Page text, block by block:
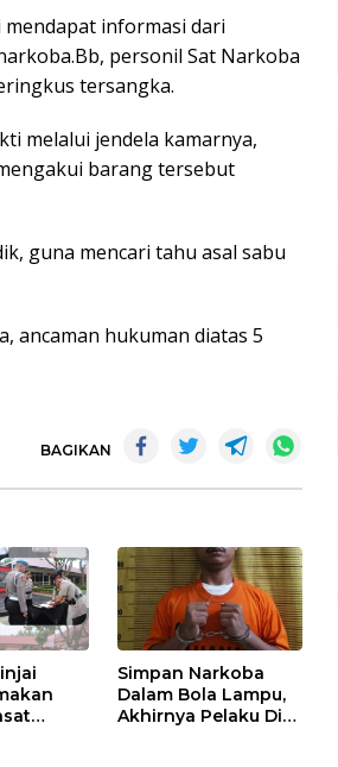
informasi dari
personil Sat Narkoba
tersangka.
melalui jendela kamarnya,
barang tersebut
guna mencari tahu asal sabu
ancaman hukuman diatas 5
BAGIKAN
Simpan Narkoba
Dalam Bola Lampu,
Akhirnya Pelaku Di